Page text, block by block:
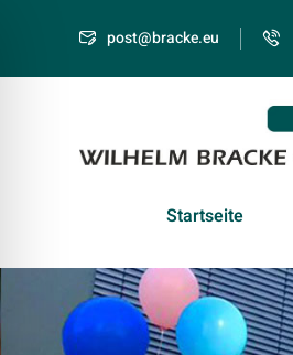
post@bracke.eu
Startseite